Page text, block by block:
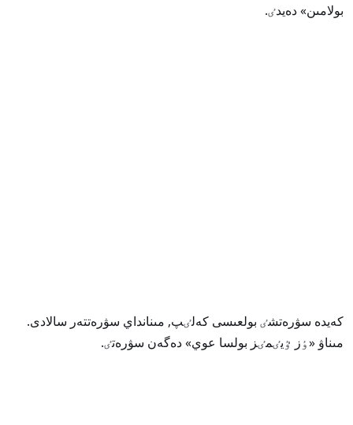
بولامىن» دەيدٸ.
كەيدە سۋرەتشٸ بولعىسى كەلٸپ, مىنانداي سۋرەتتەر سالادى.
مىناۋ «ٶز ٷيٸمٸز بولسا عوي» دەگەن سۋرەتٸ.